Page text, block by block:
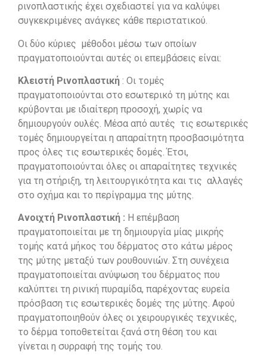
ρινοπλαστικής έχει σχεδιαστεί για να καλύψει
συγκεκριμένες ανάγκες κάθε περιστατικού.
Οι δύο κύριες μέθοδοι μέσω των οποίων
πραγματοποιούνται αυτές οι επεμβάσεις είναι:
Κλειστή Ρινοπλαστική : Οι τομές
πραγματοποιούνται στο εσωτερικό τη μύτης και
κρύβονται με ιδιαίτερη προσοχή, χωρίς να
δημιουργούν ουλές. Μέσα από αυτές τις εσωτερικές
τομές δημιουργείται η απαραίτητη προσβασιμότητα
προς όλες τις εσωτερικές δομές. Έτσι,
πραγματοποιούνται όλες οι απαραίτητες τεχνικές
για τη στήριξη, τη λειτουργικότητα και τις αλλαγές
στο σχήμα και το περίγραμμα της μύτης.
Ανοιχτή Ρινοπλαστική : Η επέμβαση
πραγματοποιείται με τη δημιουργία μίας μικρής
τομής κατά μήκος του δέρματος στο κάτω μέρος
της μύτης μεταξύ των ρουθουνιών. Στη συνέχεια
πραγματοποιείται ανύψωση του δέρματος που
καλύπτει τη ρινική πυραμίδα, παρέχοντας ευρεία
πρόσβαση τις εσωτερικές δομές της μύτης. Αφού
πραγματοποιηθούν όλες οι χειρουργικές τεχνικές,
το δέρμα τοποθετείται ξανά στη θέση του και
γίνεται η συρραφή της τομής του.